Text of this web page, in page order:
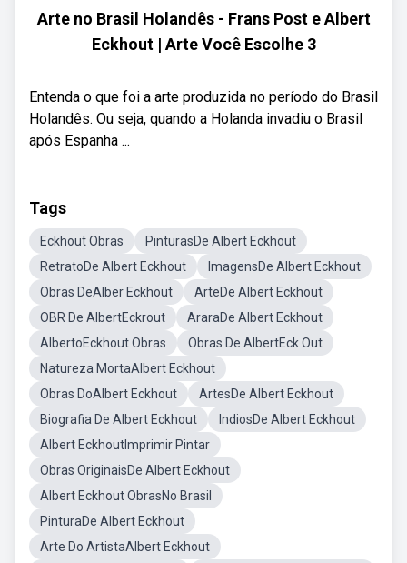
Arte no Brasil Holandês - Frans Post e Albert
Eckhout | Arte Você Escolhe 3
Entenda o que foi a arte produzida no período do Brasil
Holandês. Ou seja, quando a Holanda invadiu o Brasil
após Espanha ...
Tags
Eckhout Obras
PinturasDe Albert Eckhout
RetratoDe Albert Eckhout
ImagensDe Albert Eckhout
Obras DeAlber Eckhout
ArteDe Albert Eckhout
OBR De AlbertEckrout
AraraDe Albert Eckhout
AlbertoEckhout Obras
Obras De AlbertEck Out
Natureza MortaAlbert Eckhout
Obras DoAlbert Eckhout
ArtesDe Albert Eckhout
Biografia De Albert Eckhout
IndiosDe Albert Eckhout
Albert EckhoutImprimir Pintar
Obras OriginaisDe Albert Eckhout
Albert Eckhout ObrasNo Brasil
PinturaDe Albert Eckhout
Arte Do ArtistaAlbert Eckhout